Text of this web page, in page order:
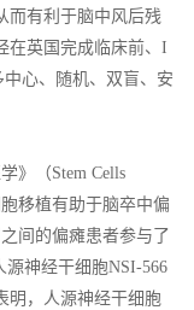
而有利于脑中风后残
在英国完成临床前、I
心、随机、双盲、安
》（Stem Cells
移植有助于脑卒中偏
间的偏瘫患者参与了
神经干细胞NSI-566
明，人源神经干细胞